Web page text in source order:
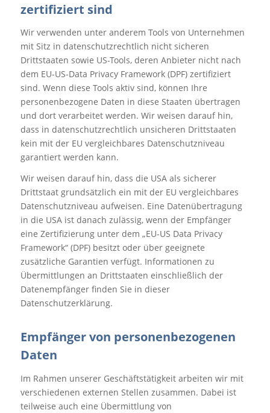
zertifiziert sind
Wir verwenden unter anderem Tools von Unternehmen
mit Sitz in datenschutzrechtlich nicht sicheren
Drittstaaten sowie US-Tools, deren Anbieter nicht nach
dem EU-US-Data Privacy Framework (DPF) zertifiziert
sind. Wenn diese Tools aktiv sind, können Ihre
personenbezogene Daten in diese Staaten übertragen
und dort verarbeitet werden. Wir weisen darauf hin,
dass in datenschutzrechtlich unsicheren Drittstaaten
kein mit der EU vergleichbares Datenschutzniveau
garantiert werden kann.
Wir weisen darauf hin, dass die USA als sicherer
Drittstaat grundsätzlich ein mit der EU vergleichbares
Datenschutzniveau aufweisen. Eine Datenübertragung
in die USA ist danach zulässig, wenn der Empfänger
eine Zertifizierung unter dem „EU-US Data Privacy
Framework“ (DPF) besitzt oder über geeignete
zusätzliche Garantien verfügt. Informationen zu
Übermittlungen an Drittstaaten einschließlich der
Datenempfänger finden Sie in dieser
Datenschutzerklärung.
Empfänger von personenbezogenen
Daten
Im Rahmen unserer Geschäftstätigkeit arbeiten wir mit
verschiedenen externen Stellen zusammen. Dabei ist
teilweise auch eine Übermittlung von